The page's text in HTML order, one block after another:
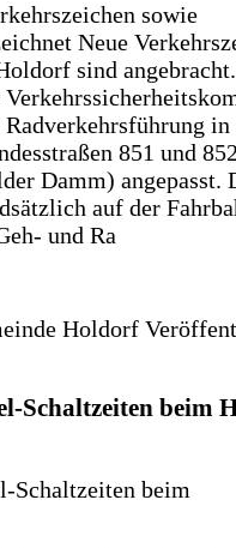
sowie
Neue
sind
in
851 und
Damm) angepasst.
auf der
und Ra
Holdorf
Schaltzeiten beim